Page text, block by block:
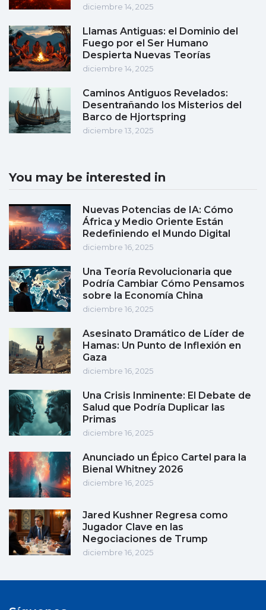
diciembre 14, 2025
Llamas Antiguas: el Dominio del
Fuego por el Ser Humano
Despierta Nuevas Teorías
diciembre 14, 2025
Caminos Antiguos Revelados:
Desentrañando los Misterios del
Barco de Hjortspring
diciembre 13, 2025
You may be interested in
Nuevas Potencias de IA: Cómo
África y Medio Oriente Están
Redefiniendo el Mundo Digital
diciembre 16, 2025
Una Teoría Revolucionaria que
Podría Cambiar Cómo Pensamos
sobre la Economía China
diciembre 16, 2025
Asesinato Dramático de Líder de
Hamas: Un Punto de Inflexión en
Gaza
diciembre 16, 2025
Una Crisis Inminente: El Debate de
Salud que Podría Duplicar las
Primas
diciembre 16, 2025
Anunciado un Épico Cartel para la
Bienal Whitney 2026
diciembre 16, 2025
Jared Kushner Regresa como
Jugador Clave en las
Negociaciones de Trump
diciembre 16, 2025